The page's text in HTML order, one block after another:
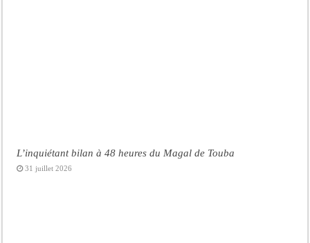
L’inquiétant bilan à 48 heures du Magal de Touba
31 juillet 2026